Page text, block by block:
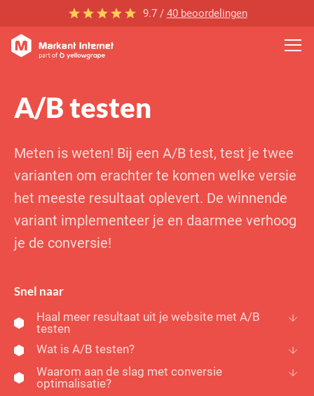
9.7 / 40 beoordelingen
A/B testen
Meten is weten! Bij een A/B test, test je twee
varianten om erachter te komen welke versie
het meeste resultaat oplevert. De winnende
variant implementeer je en daarmee verhoog
je de conversie!
Snel naar
Haal meer resultaat uit je website met A/B
testen
Wat is A/B testen?
Waarom aan de slag met conversie
optimalisatie?